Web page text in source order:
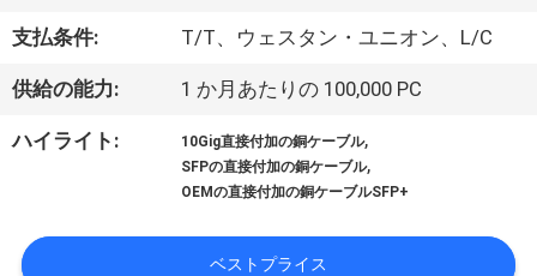
て
工
場
行
支払条件: T/T、ウェスタン・ユニオン、L/C
供給の能力: 1 か月あたりの 100,000 PC
ハイライト: 10Gig直接付加の銅ケーブル,
SFPの直接付加の銅ケーブル,
OEMの直接付加の銅ケーブルSFP+
ベストプライス